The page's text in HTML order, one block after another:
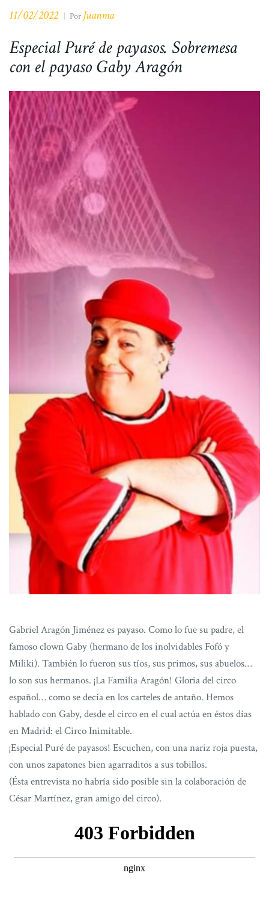
11/02/2022 | Por Juanma
Especial Puré de payasos. Sobremesa
con el payaso Gaby Aragón
Gabriel Aragón Jiménez es payaso. Como lo fue su padre, el
famoso clown Gaby (hermano de los inolvidables Fofó y
Miliki). También lo fueron sus tíos, sus primos, sus abuelos…
lo son sus hermanos. ¡La Familia Aragón! Gloria del circo
español… como se decía en los carteles de antaño. Hemos
hablado con Gaby, desde el circo en el cual actúa en éstos días
en Madrid: el Circo Inimitable.
¡Especial Puré de payasos! Escuchen, con una nariz roja puesta,
con unos zapatones bien agarraditos a sus tobillos.
(Ésta entrevista no habría sido posible sin la colaboración de
César Martínez, gran amigo del circo).